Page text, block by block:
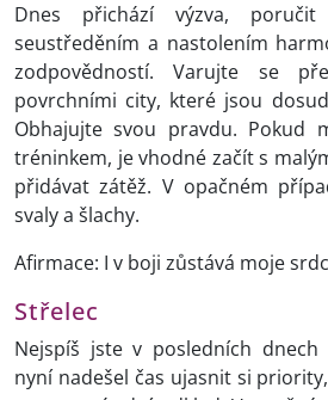
Dnes přichází výzva,
seustředěním a nastolením
zodpovědností. Varujte se
povrchními city, které jsou
Obhajujte svou pravdu. Pokud
tréninkem, je vhodné začít s
přidávat zátěž. V opačném
svaly a šlachy.
Afirmace: I v boji zůstává moje
Střelec
Nejspíš jste v posledních
nyní nadešel čas ujasnit si